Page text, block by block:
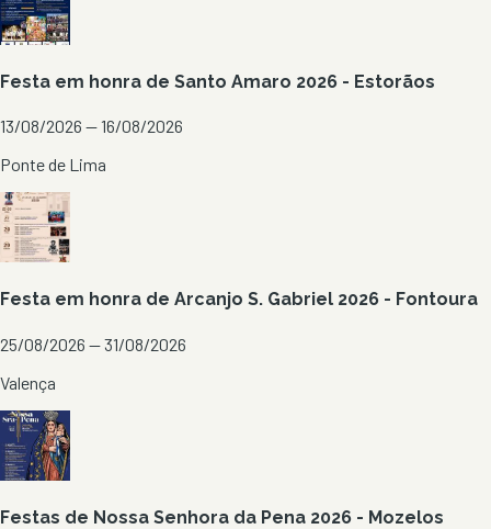
Festa em honra de Santo Amaro 2026 - Estorãos
13/08/2026 — 16/08/2026
Ponte de Lima
Festa em honra de Arcanjo S. Gabriel 2026 - Fontoura
25/08/2026 — 31/08/2026
Valença
Festas de Nossa Senhora da Pena 2026 - Mozelos